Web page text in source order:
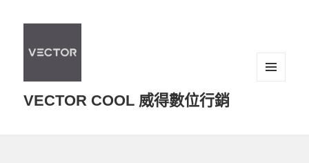
VECTOR COOL 威得數位行銷